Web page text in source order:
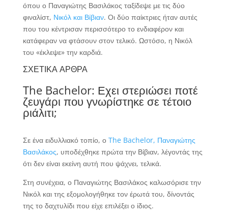
όπου ο Παναγιώτης Βασιλάκος ταξίδεψε με τις δύο
φιναλίστ, Νικόλ και Βίβιαν. Οι δύο παίκτριες ήταν αυτές
που του κέντρισαν περισσότερο το ενδιαφέρον και
κατάφεραν να φτάσουν στον τελικό. Ωστόσο, η Νικόλ
του «έκλεψε» την καρδιά.
ΣΧΕΤΙΚΑ ΑΡΘΡΑ
The Bachelor: Εχει στεριώσει ποτέ
ζευγάρι που γνωρίστηκε σε τέτοιο
ριάλιτι;
Σε ένα ειδυλλιακό τοπίο, ο The Bachelor, Παναγιώτης
Βασιλάκος, υποδέχθηκε πρώτα την Βίβιαν, λέγοντάς της
ότι δεν είναι εκείνη αυτή που ψάχνει, τελικά.
Στη συνέχεια, ο Παναγιώτης Βασιλάκος καλωσόρισε την
Νικόλ και της εξομολογήθηκε τον έρωτά του, δίνοντάς
της το δαχτυλίδι που είχε επιλέξει ο ίδιος.